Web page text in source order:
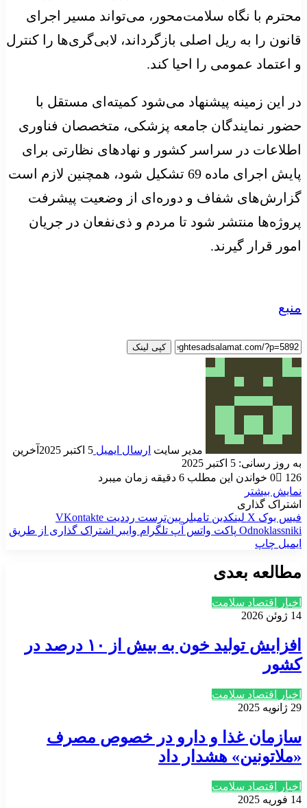
محترم با نگاه سلامت‌محور، می‌تواند مسیر اجرای
قانون را به ریل اصلی بازگرداند، لابی‌گری‌ها را کنترل
و اعتماد عمومی را احیا کند.
در این زمینه پیشنهاد می‌شود کمیته‌ای مستقل با
حضور نمایندگان جامعه پزشکی، متخصصان فناوری
اطلاعات در سراسر کشور و نهادهای نظارتی برای
پایش اجرای ماده 69 تشکیل شود، همچنین لازم است
گزارش‌های شفاف و دوره‌ای از وضعیت پیشرفت
پروژه‌ها منتشر شود تا مردم و ذی‌نفعان در جریان
امور قرار گیرند.
منبع
کپی لینک
مدیر سایت ارسال ایمیل 5 اکتبر 2025
آخرین
به روز رسانی: 5 اکتبر 2025
0
126
خواندن این مطلب 6 دقیقه زمان میبرد
نمایش بیشتر
اشتراک گذاری
فیس بوک X لینکدین ‫تامبلر ‫پین‌ترست ‫رددیت ‫VKontakte
‫Odnoklassniki پاکت واتس آپ تلگرام وایبر
اشتراک گذاری از طریق
ایمیل چاپ
مطالعه بعدی
اخبار اقتصاد سلامت
14 ژوئن 2026
افزایش تولید خون به بیش از ۱۰ درصد در
کشور
اخبار اقتصاد سلامت
29 ژانویه 2025
سازمان غذا و دارو در خصوص مصرف
«ملاتونین» هشدار داد
اخبار اقتصاد سلامت
14 فوریه 2025